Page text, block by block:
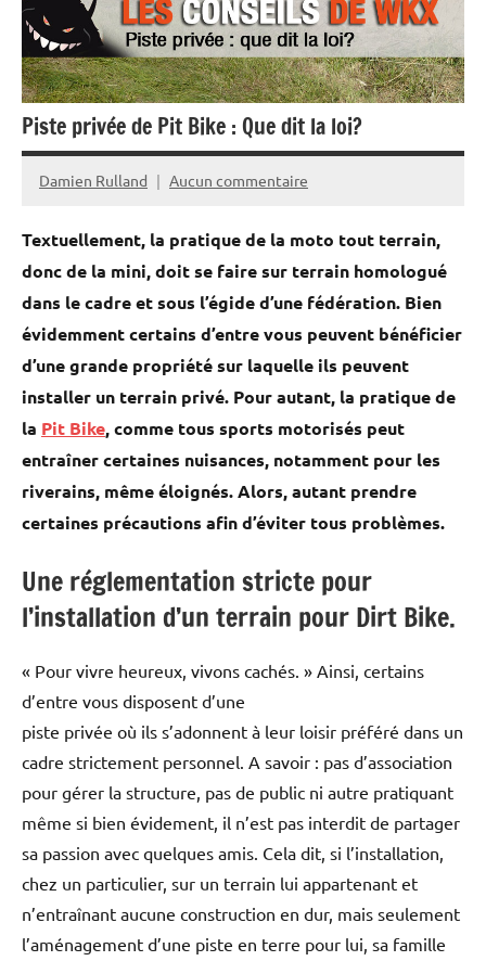
et
Mini
Moto
Piste privée de Pit Bike : Que dit la loi?
1
2021
Damien Rulland Aucun commentaire
Textuellement, la pratique de la moto tout terrain,
donc de la mini, doit se faire sur terrain homologué
dans le cadre et sous l’égide d’une fédération. Bien
évidemment certains d’entre vous peuvent bénéficier
d’une grande propriété sur laquelle ils peuvent
installer un terrain privé. Pour autant, la pratique de
la Pit Bike, comme tous sports motorisés peut
entraîner certaines nuisances, notamment pour les
riverains, même éloignés. Alors, autant prendre
certaines précautions afin d’éviter tous problèmes.
Une réglementation stricte pour
l’installation d’un terrain pour Dirt Bike.
« Pour vivre heureux, vivons cachés. » Ainsi, certains
d’entre vous disposent d’une
piste privée où ils s’adonnent à leur loisir préféré dans un
cadre strictement personnel. A savoir : pas d’association
pour gérer la structure, pas de public ni autre pratiquant
même si bien évidement, il n’est pas interdit de partager
sa passion avec quelques amis. Cela dit, si l’installation,
chez un particulier, sur un terrain lui appartenant et
n’entraînant aucune construction en dur, mais seulement
l’aménagement d’une piste en terre pour lui, sa famille